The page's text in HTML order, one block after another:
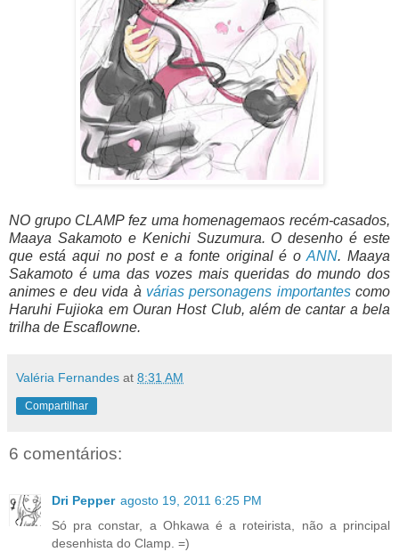
NO grupo CLAMP fez uma homenagemaos recém-casados,
Maaya Sakamoto e Kenichi Suzumura. O desenho é este
que está aqui no post e a fonte original é oANN. Maaya
Sakamoto é uma das vozes mais queridas do mundo dos
animes e deu vida à várias personagens importantescomo
Haruhi Fujioka em Ouran Host Club, além de cantar a bela
trilha de Escaflowne.
Valéria Fernandes at 8:31 AM
Compartilhar
6 comentários:
Dri Pepper agosto 19, 2011 6:25 PM
Só pra constar, a Ohkawa é a roteirista, não a principal
desenhista do Clamp. =)